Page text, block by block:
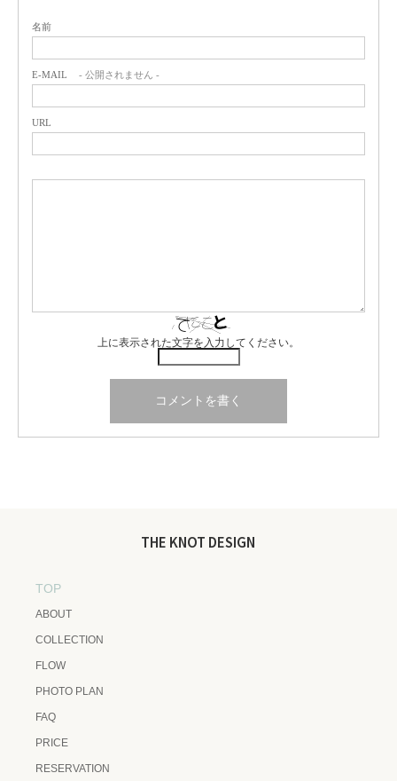
名前
E-MAIL - 公開されません -
URL
上に表示された文字を入力してください。
THE KNOT DESIGN
TOP
ABOUT
COLLECTION
FLOW
PHOTO PLAN
FAQ
PRICE
RESERVATION